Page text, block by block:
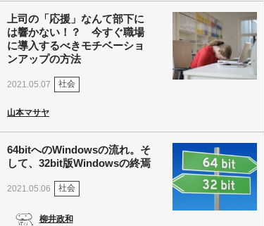
上司の「応援」なんて部下に
は響かない！？ 今すぐ職場
に導入するべきモチベーショ
ンアップの方法
2021.05.07 社会
山本マサヤ
64bitへのWindowsの流れ。そ
して、32bit版Windowsの終焉
2021.05.06 社会
柳井政和